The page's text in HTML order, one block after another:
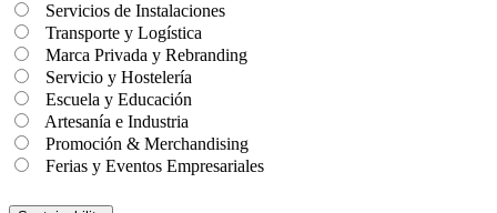
Servicios de Instalaciones
Transporte y Logística
Marca Privada y Rebranding
Servicio y Hostelería
Escuela y Educación
Artesanía e Industria
Promoción & Merchandising
Ferias y Eventos Empresariales